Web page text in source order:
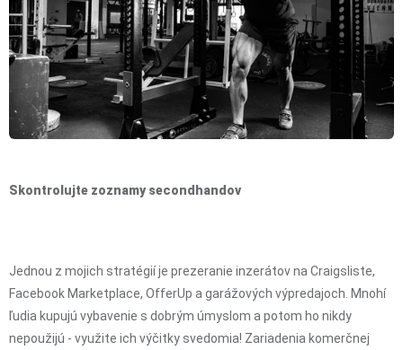
Skontrolujte zoznamy secondhandov
Jednou z mojich stratégií je prezeranie inzerátov na Craigsliste,
Facebook Marketplace, OfferUp a garážových výpredajoch. Mnohí
ľudia kupujú vybavenie s dobrým úmyslom a potom ho nikdy
nepoužijú - využite ich výčitky svedomia! Zariadenia komerčnej